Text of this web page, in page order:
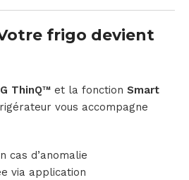
frigo devient
ThinQ™ et la fonction Smart
vous accompagne
cas d’anomalie
via application